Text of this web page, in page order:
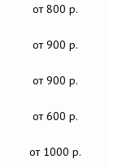
от 800 р.
от 900 р.
от 900 р.
от 600 р.
от 1000 р.